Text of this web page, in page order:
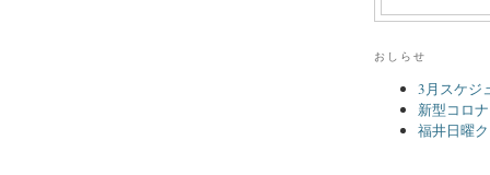
おしらせ
3月スケジ
新型コロ
福井日曜